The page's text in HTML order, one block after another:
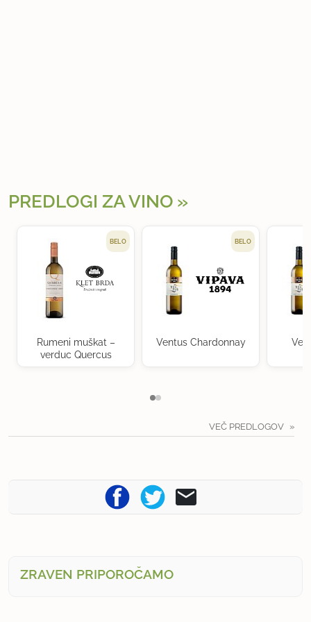
PREDLOGI ZA VINO
BELO
Rumeni muškat –
verduc Quercus
BELO
Ventus Chardonnay
VEČ PREDLOGOV
ZRAVEN PRIPOROČAMO